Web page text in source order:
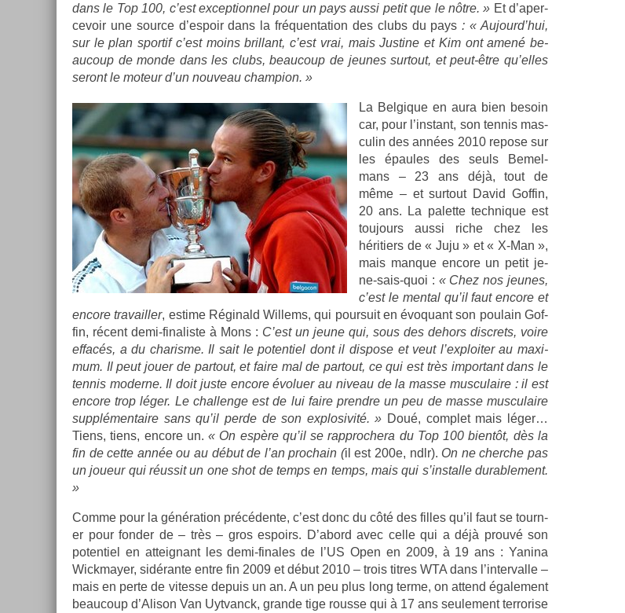
dans le Top 100, c’est ex­cep­tion­nel pour un pays aussi petit que le nôtre. » Et d’aper­
cevoir une sour­ce d’es­poir dans la fréquen­ta­tion des clubs du pays: « Aujourd’hui,
sur le plan spor­tif c’est moins bril­lant, c’est vrai, mais Just­ine et Kim ont amené be­
aucoup de monde dans les clubs, be­aucoup de jeunes sur­tout, et peut-être qu’elles
seront le moteur d’un nouveau champ­ion. »
La Be­lgique en aura bien be­soin
car, pour l’instant, son ten­nis mas­
culin des années 2010 re­pose sur
les épaules des seuls Be­mel­
mans – 23 ans déjà, tout de
même – et sur­tout David Gof­fin,
20 ans. La palet­te tech­nique est
toujours aussi riche chez les
hériti­ers de « Juju » et « X-Man »,
mais man­que en­core un petit je-
ne-sais-quoi : « Chez nos jeunes,
c’est le ment­al qu’il faut en­core et
en­core travaill­er, es­time Réginald Wil­lems, qui pour­suit en évoquant son poulain Gof­
fin, récent demi-finaliste à Mons : C’est un jeune qui, sous des de­hors dis­crets, voire
effacés, a du charis­me. Il sait le poten­tiel dont il dis­pose et veut l’exploit­er au maxi­
mum. Il peut jouer de par­tout, et faire mal de par­tout, ce qui est très im­por­tant dans le
ten­nis moder­ne. Il doit juste en­core évolu­er au niveau de la masse mus­culaire : il est
en­core trop léger. Le chal­lenge est de lui faire pre­ndre un peu de masse mus­culaire
sup­plémen­taire sans qu’il perde de son ex­plosivité. » Doué, com­plet mais léger…
Tiens, tiens, en­core un.« On espère qu’il se rapproc­hera du Top 100 bientôt, dès la
fin de cette année ou au début de l’an pro­chain (il est 200e, ndlr). On ne cherche pas
un joueur qui réussit un one shot de temps en temps, mais qui s’instal­le durab­le­ment.
»
Comme pour la généra­tion précédente, c’est donc du côté des fil­les qu’il faut se tourn­
er pour fond­er de – très – gros es­poirs. D’abord avec celle qui a déjà prouvé son
poten­tiel en at­teig­nant les demi-finales de l’US Open en 2009, à 19 ans : Yanina
Wickmay­er, sidérante entre fin 2009 et début 2010 – trois tit­res WTA dans l’in­terval­le –
mais en perte de vites­se de­puis un an. A un peu plus long terme, on at­tend égale­ment
be­aucoup d’Alison Van Uyt­vanck, gran­de tige rous­se qui à 17 ans seule­ment ter­ror­ise